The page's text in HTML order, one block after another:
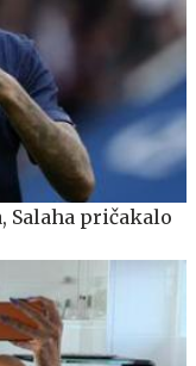
Salaha pričakalo